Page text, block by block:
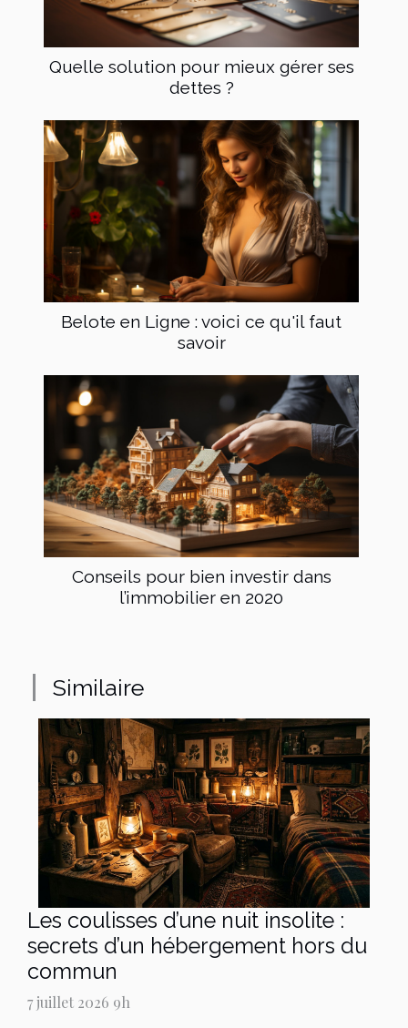
Quelle solution pour mieux gérer ses
dettes ?
Belote en Ligne : voici ce qu'il faut
savoir
Conseils pour bien investir dans
l’immobilier en 2020
Similaire
Les coulisses d’une nuit insolite :
secrets d’un hébergement hors du
commun
7 juillet 2026 9h